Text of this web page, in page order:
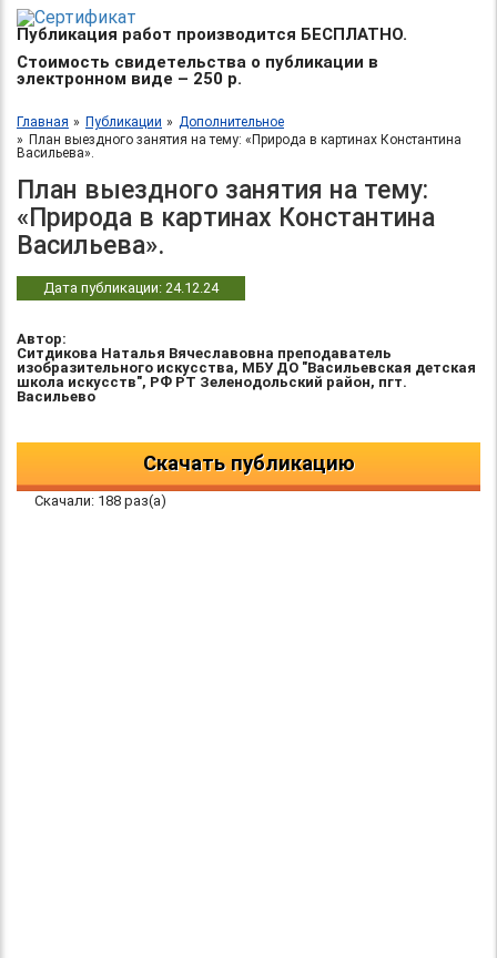
Публикация работ производится БЕСПЛАТНО.
Стоимость свидетельства о публикации в
электронном виде – 250 р.
Главная Публикации
Дополнительное
План выездного занятия на тему: «Природа в картинах Константина
Васильева».
План выездного занятия на тему:
«Природа в картинах Константина
Васильева».
Дата публикации: 24.12.24
Автор:
Ситдикова Наталья Вячеславовна преподаватель
изобразительного искусства, МБУ ДО "Васильевская детская
школа искусств", РФ РТ Зеленодольский район, пгт.
Васильево
Скачать публикацию
Скачали: 188 раз(а)